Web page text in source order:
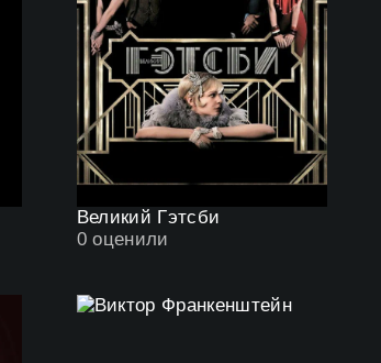
Великий Гэтсби
0оценили